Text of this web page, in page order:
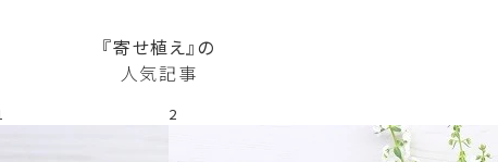
『寄せ植え』の
人気記事
2